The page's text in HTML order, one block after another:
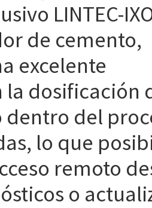
LINTEC-
de cemento,
excelente
la dosificación
dentro del
lo que
remoto
o